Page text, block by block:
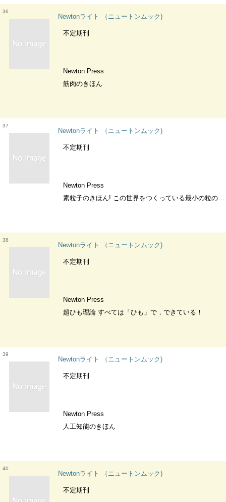
36
Newtonライト （ニュートンムック)
不定期刊
Newton Press
筋肉のきほん
37
Newtonライト （ニュートンムック)
不定期刊
Newton Press
素粒子のきほん! この世界をつくっている最小の粒の正体とは？
38
Newtonライト （ニュートンムック)
不定期刊
Newton Press
超ひも理論 すべては「ひも」で，できている！
39
Newtonライト （ニュートンムック)
不定期刊
Newton Press
人工知能のきほん
40
Newtonライト （ニュートンムック)
不定期刊